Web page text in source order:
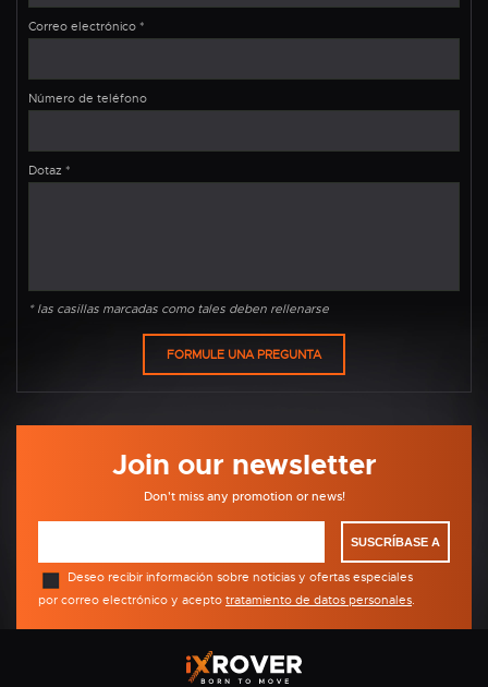
Correo electrónico *
Número de teléfono
Dotaz *
* las casillas marcadas como tales deben rellenarse
Join our newsletter
Don't miss any promotion or news!
SUSCRÍBASE A
Deseo recibir información sobre noticias y ofertas especiales
por correo electrónico y acepto tratamiento de datos personales